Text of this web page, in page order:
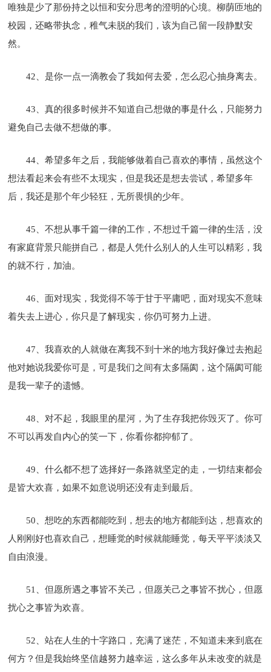
唯独是少了那份持之以恒和安分思考的澄明的心境。柳荫匝地的
校园，还略带执念，稚气未脱的我们，该为自己留一段静默安
然。
42、是你一点一滴教会了我如何去爱，怎么忍心抽身离去。
43、真的很多时候并不知道自己想做的事是什么，只能努力
避免自己去做不想做的事。
44、希望多年之后，我能够做着自己喜欢的事情，虽然这个
想法看起来会有些不太现实，但是我还是想去尝试，希望多年
后，我还是那个年少轻狂，无所畏惧的少年。
45、不想从事千篇一律的工作，不想过千篇一律的生活，没
有家庭背景只能拼自己，都是人凭什么别人的人生可以精彩，我
的就不行，加油。
46、面对现实，我觉得不等于甘于平庸吧，面对现实不意味
着失去上进心，你只是了解现实，你仍可努力上进。
47、我喜欢的人就做在离我不到十米的地方我好像过去抱起
他对她说我爱你可是，可是我们之间有太多隔阂，这个隔阂可能
是我一辈子的遗憾。
48、对不起，我眼里的星河，为了生存我把你毁灭了。你可
不可以再发自内心的笑一下，你看你都抑郁了。
49、什么都不想了选择好一条路就坚定的走，一切结束都会
是皆大欢喜，如果不如意说明还没有走到最后。
50、想吃的东西都能吃到，想去的地方都能到达，想喜欢的
人刚刚好也喜欢自己，想睡觉的时候就能睡觉，每天平平淡淡又
自由浪漫。
51、但愿所遇之事皆不关己，但愿关己之事皆不扰心，但愿
扰心之事皆为欢喜。
52、站在人生的十字路口，充满了迷茫，不知道未来到底在
何方？但是我始终坚信越努力越幸运，这么多年从未改变的就是